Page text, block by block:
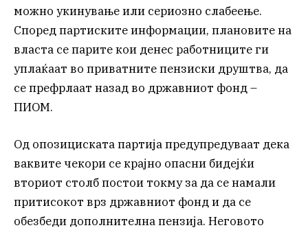
можно укинување или сериозно слабеење.
Според партиските информации, плановите на
власта се парите кои денес работниците ги
уплаќаат во приватните пензиски друштва, да
се префрлаат назад во државниот фонд –
ПИОМ.
Од опозициската партија предупредуваат дека
ваквите чекори се крајно опасни бидејќи
вториот столб постои токму за да се намали
притисокот врз државниот фонд и да се
обезбеди дополнителна пензија. Неговото